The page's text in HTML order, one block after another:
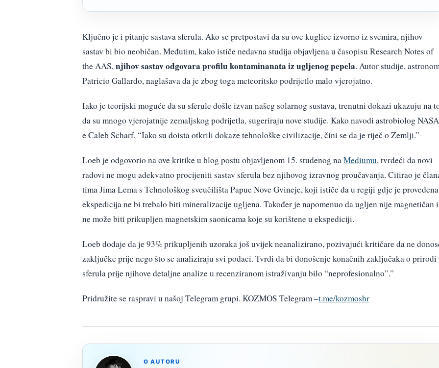
Ključno je i pitanje sastava sferula. Ako se pretpostavi da su ove kuglice izvorno iz svemira, njihov
sastav bi bio neobičan. Međutim, kako ističe nedavna studija objavljena u časopisu Research Notes of
the AAS,njihov sastav odgovara profilu kontaminanata iz ugljenog pepela. Autor studije,
Patricio Gallardo, naglašava da je zbog toga meteoritsko podrijetlo malo vjerojatno.
Iako je teorijski moguće da su sferule došle izvan našeg solarnog sustava, trenutni dokazi ukazuju na
da su mnogo vjerojatnije zemaljskog podrijetla, sugeriraju nove studije. Kako navodi astrobiolog
e Caleb Scharf, “Iako su doista otkrili dokaze tehnološke civilizacije, čini se da je riječ o Zemlji.”
Loeb je odgovorio na ove kritike u blog postu objavljenom 15. studenog naMediumu, tvrdeći da novi
radovi ne mogu adekvatno procijeniti sastav sferula bez njihovog izravnog proučavanja. Citirao je
tima Jima Lema s Tehnološkog sveučilišta Papue Nove Gvineje, koji ističe da u regiji gdje je provedena
ekspedicija ne bi trebalo biti mineralizacije ugljena. Također je napomenuo da ugljen nije magnetičan i
ne može biti prikupljen magnetskim saonicama koje su korištene u ekspediciji.
Loeb dodaje da je 93% prikupljenih uzoraka još uvijek neanalizirano, pozivajući kritičare da ne
zaključke prije nego što se analiziraju svi podaci. Tvrdi da bi donošenje konačnih zaključaka o prirodi
sferula prije njihove detaljne analize u recenziranom istraživanju bilo “neprofesionalno”.”
Pridružite se raspravi u našoj Telegram grupi. KOZMOS Telegram –t.me/kozmoshr
O AUTORU